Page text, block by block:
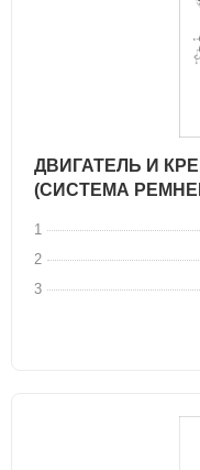
ДВИГАТЕЛЬ И
(СИСТЕМА
1
2
3